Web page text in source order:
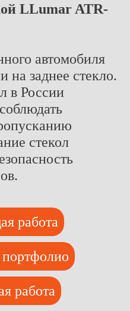
LLumar ATR-
автомобиля
на заднее стекло.
в России
стекол
работа
работа